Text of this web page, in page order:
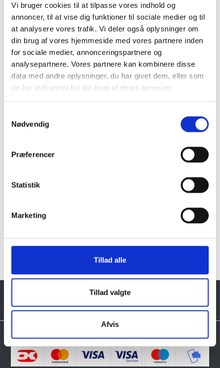
Vi bruger cookies til at tilpasse vores indhold og
annoncer, til at vise dig funktioner til sociale medier og til
at analysere vores trafik. Vi deler også oplysninger om
din brug af vores hjemmeside med vores partnere inden
for sociale medier, annonceringspartnere og
analysepartnere. Vores partnere kan kombinere disse
data med andre oplysninger, du har givet dem, eller som
de har indsamlet fra din brug af deres tjenester.
Nødvendig
Præferencer
Statistik
Marketing
Tillad alle
Tillad valgte
Afvis
Højde: ca. 9-10 cm
Skålens dybde: ca. 5-6 cm
Vægt: ca. ca. 25 kg
Naturprodukt – variationer forekommer
struktur forekommer. Billeder og farveprøver er
Læs mere